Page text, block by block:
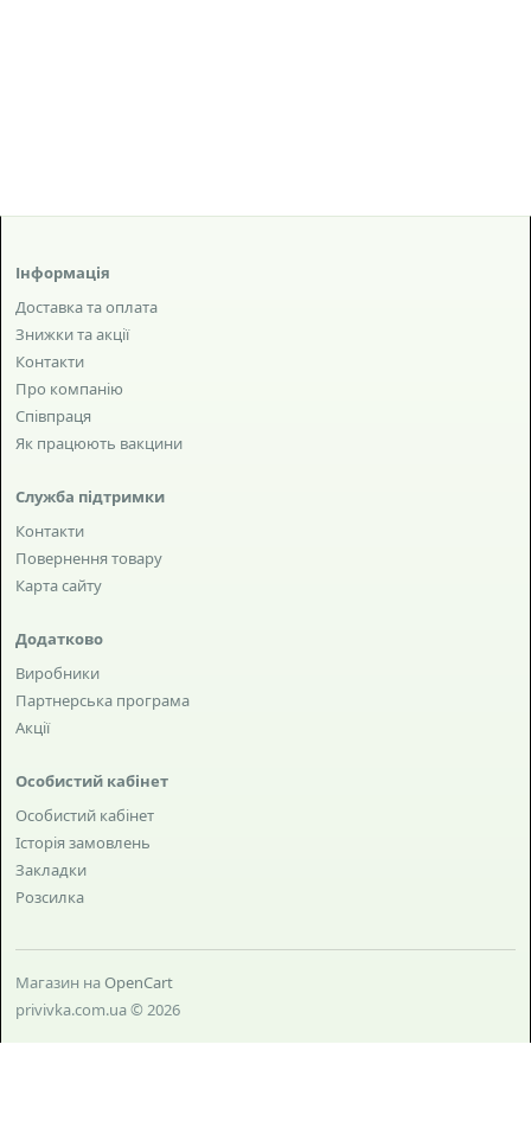
Інформація
Доставка та оплата
Знижки та акції
Контакти
Про компанію
Співпраця
Як працюють вакцини
Служба підтримки
Контакти
Повернення товару
Карта сайту
Додатково
Виробники
Партнерська програма
Акції
Особистий кабінет
Особистий кабінет
Історія замовлень
Закладки
Розсилка
Магазин на OpenCart
privivka.com.ua © 2026